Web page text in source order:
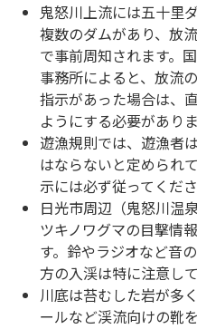
鬼怒川上流には五十里
複数のダムがあり、放
で事前周知されます。
事務所によると、放流
指示があった場合は、
ようにする必要があり
遊漁規則では、遊漁者
はならないと定められ
示には必ず従ってくだ
日光市周辺（鬼怒川温
ツキノワグマの目撃情
す。鈴やラジオなど音
方の入渓は特に注意し
川底は苔むした岩が多
ールなど渓流向けの靴